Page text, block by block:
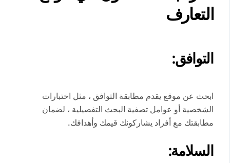
التعارف
التوافق:
ابحث عن موقع يقدم مطابقة التوافق ، مثل اختبارات
الشخصية أو عوامل تصفية البحث التفصيلية ، لضمان
مطابقتك مع أفراد يشاركونك قيمك وأهدافك.
السلامة: